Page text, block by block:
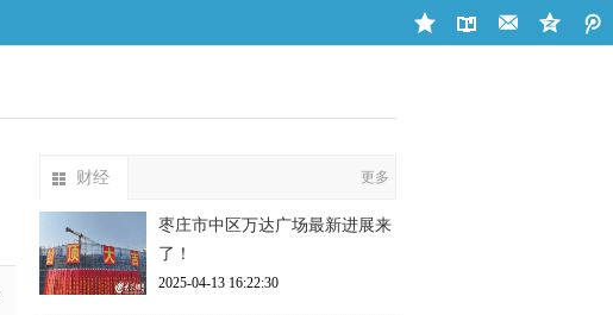
财经 更多
枣庄市中区万达广场最新进展来
了！
2025-04-13 16:22:30